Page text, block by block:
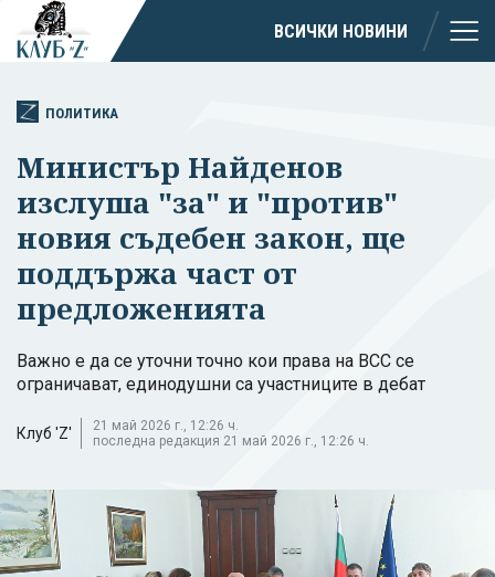
ВСИЧКИ НОВИНИ
ПОЛИТИКА
Министър Найденов
изслуша "за" и "против"
новия съдебен закон, ще
поддържа част от
предложенията
Важно е да се уточни точно кои права на ВСС се
ограничават, единодушни са участниците в дебат
Клуб 'Z'
21 май 2026 г., 12:26 ч.
последна редакция 21 май 2026 г., 12:26 ч.